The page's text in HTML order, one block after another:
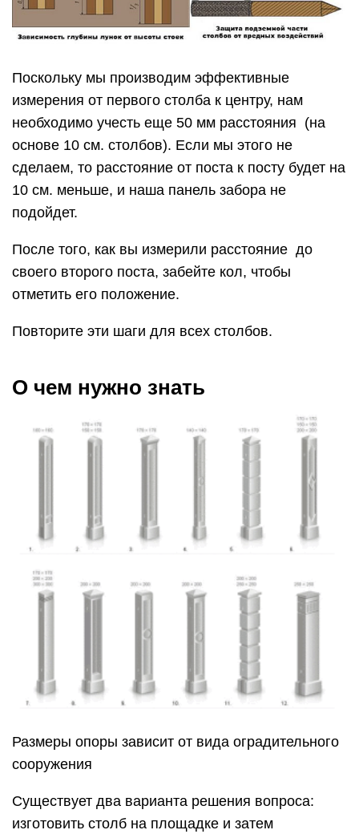
Поскольку мы производим эффективные
измерения от первого столба к центру, нам
необходимо учесть еще 50 мм расстояния (на
основе 10 см. столбов). Если мы этого не
сделаем, то расстояние от поста к посту будет на
10 см. меньше, и наша панель забора не
подойдет.
После того, как вы измерили расстояние до
своего второго поста, забейте кол, чтобы
отметить его положение.
Повторите эти шаги для всех столбов.
О чем нужно знать
Размеры опоры зависит от вида оградительного
сооружения
Существует два варианта решения вопроса:
изготовить столб на площадке и затем